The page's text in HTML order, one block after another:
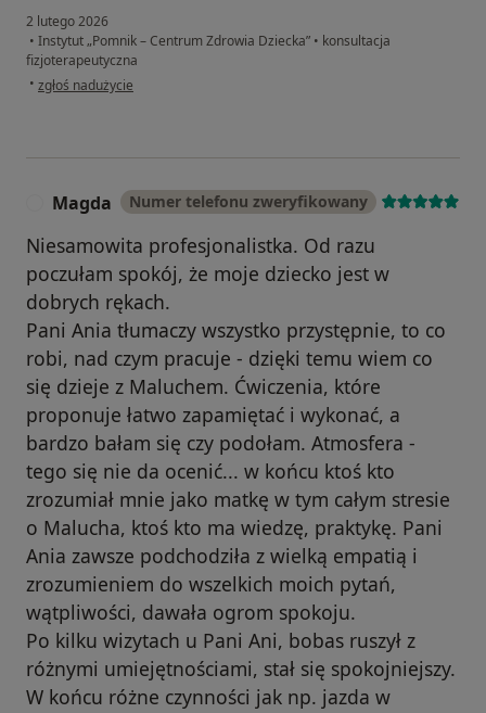
2 lutego 2026
• Instytut „Pomnik – Centrum Zdrowia Dziecka” • konsultacja
fizjoterapeutyczna
• w opinii użytkownika Agnieszka
zgłoś nadużycie
Magda Numer telefonu zweryfikowany
Niesamowita profesjonalistka. Od razu
poczułam spokój, że moje dziecko jest w
dobrych rękach.
Pani Ania tłumaczy wszystko przystępnie, to co
robi, nad czym pracuje - dzięki temu wiem co
się dzieje z Maluchem. Ćwiczenia, które
proponuje łatwo zapamiętać i wykonać, a
bardzo bałam się czy podołam. Atmosfera -
tego się nie da ocenić... w końcu ktoś kto
zrozumiał mnie jako matkę w tym całym stresie
o Malucha, ktoś kto ma wiedzę, praktykę. Pani
Ania zawsze podchodziła z wielką empatią i
zrozumieniem do wszelkich moich pytań,
wątpliwości, dawała ogrom spokoju.
Po kilku wizytach u Pani Ani, bobas ruszył z
różnymi umiejętnościami, stał się spokojniejszy.
W końcu różne czynności jak np. jazda w